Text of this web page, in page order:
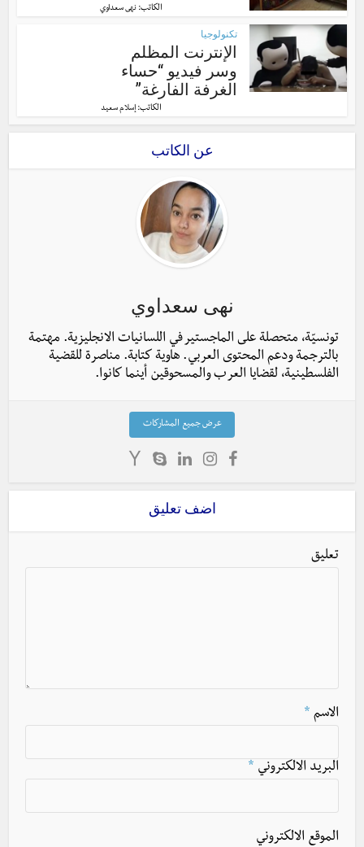
الكاتب: نهى سعداوي
تكنولوجيا
الإنترنت المظلم
وسر فيديو “حساء
الغرفة الفارغة”
الكاتب: إسلام سعيد
عن الكاتب
نهى سعداوي
تونسيّة، متحصلة على الماجستير في اللسانيات الانجليزية. مهتمة
بالترجمة ودعم المحتوى العربي. هاوية كتابة. مناصرة للقضية
الفلسطينية، لقضايا العرب والمسحوقين أينما كانوا.
عرض جميع المشاركات
اضف تعليق
تعليق
الاسم *
البريد الالكتروني *
الموقع الالكتروني